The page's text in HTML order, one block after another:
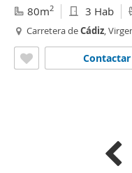
80m2 3 Hab
Carretera deCádiz,
Contactar